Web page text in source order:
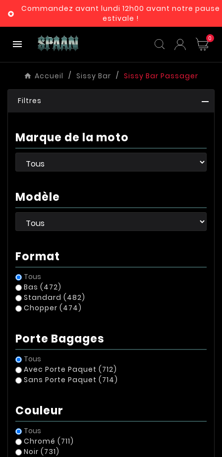

Commandez avant lundi 12h00 avant notre pause
estivale !
 0
Accueil Sissy Bar Sissy Bar Passager
Filtres
Marque de la moto
Modèle
Format
Tous
Bas (472)
Standard (482)
Chopper (474)
Porte Bagages
Tous
Avec Porte Paquet (712)
Sans Porte Paquet (714)
Couleur
Tous
Chromé (711)
Noir (731)